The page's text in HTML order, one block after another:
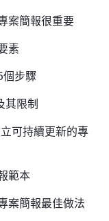
案簡報很重要
素
步驟
其限制
可持續更新的專
範本
案簡報最佳做法